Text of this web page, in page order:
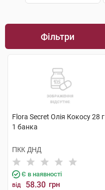
Фільтри
Flora Secret Олія Кокосу 28 г
1 банка
ПКК ДНД
Є в наявності
від 58.30 грн